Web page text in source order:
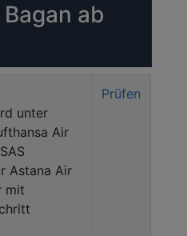
ab
unter
Air
Astana Air
mit
Prüfen